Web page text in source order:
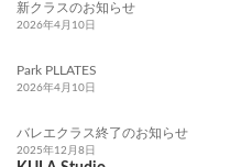
新クラスのお知らせ
2026年4月10日
Park PLLATES
2026年4月10日
バレエクラス終了のお知らせ
2025年12月8日